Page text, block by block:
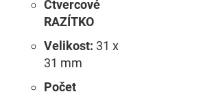
Čtvercové
RAZÍTKO
Velikost: 31 x
31 mm
Počet